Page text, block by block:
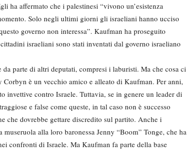
ha affermato che i palestinesi “vivono un’esistenza
Solo negli ultimi giorni gli israeliani hanno ucciso
governo non interessa”. Kaufman ha proseguito
israeliani sono stati inventati dal governo israeliano
parte di altri deputati, compresi i laburisti. Ma che cosa ci
Corbyn è un vecchio amico e alleato di Kaufman. Per anni,
invettive contro Israele. Tuttavia, se in genere un leader di
e false come queste, in tal caso non è successo
che dovrebbe gettare discredito sul partito. Anche i
alla loro baronessa Jenny “Boom” Tonge, che ha
confronti di Israele. Ma Kaufman fa parte della base